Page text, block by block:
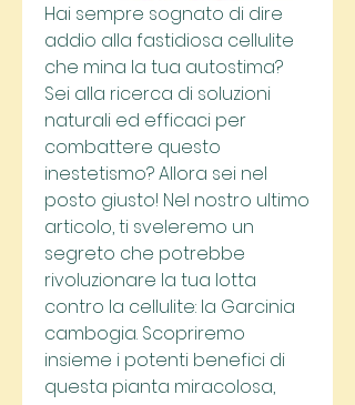
Hai sempre sognato di dire
addio alla fastidiosa cellulite
che mina la tua autostima?
Sei alla ricerca di soluzioni
naturali ed efficaci per
combattere questo
inestetismo? Allora sei nel
posto giusto! Nel nostro ultimo
articolo, ti sveleremo un
segreto che potrebbe
rivoluzionare la tua lotta
contro la cellulite: la Garcinia
cambogia. Scopriremo
insieme i potenti benefici di
questa pianta miracolosa,